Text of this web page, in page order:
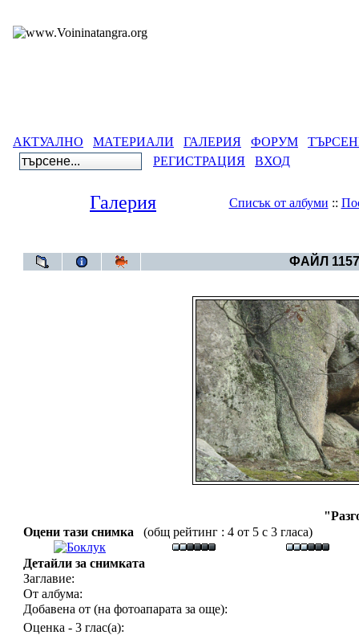
АКТУАЛНО МАТЕРИАЛИ ГАЛЕРИЯ ФОРУМ
РЕГИСТРАЦИЯ
ВХОД
Галерия Списък от албуми ::
ФАЙЛ
Оцени тази снимка
(общ рейтинг : 4 от 5 с 3 гласа)
Детайли за снимката
Заглавие:
От албума:
Добавена от (на фотоапарата за още):
Оценка - 3 глас(а):